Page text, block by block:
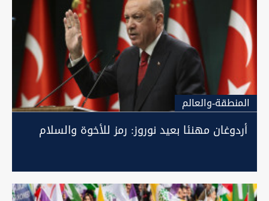
المنطقة-والعالم
أردوغان مهنئا بعيد نوروز: رمز للأخوة والسلام